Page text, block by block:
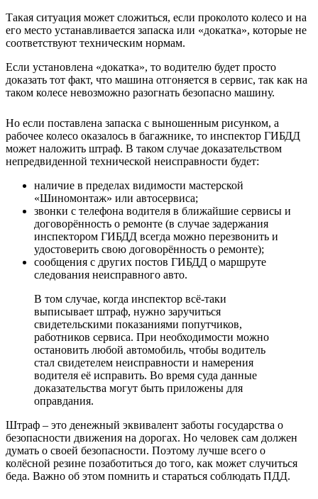
Такая ситуация может сложиться, если проколото колесо и на
его место устанавливается запаска или «докатка», которые не
соответствуют техническим нормам.
Если установлена «докатка», то водителю будет просто
доказать тот факт, что машина отгоняется в сервис, так как на
таком колесе невозможно разогнать безопасно машину.
Но если поставлена запаска с выношенным рисунком, а
рабочее колесо оказалось в багажнике, то инспектор ГИБДД
может наложить штраф. В таком случае доказательством
непредвиденной технической неисправности будет:
наличие в пределах видимости мастерской
«Шиномонтаж» или автосервиса;
звонки с телефона водителя в ближайшие сервисы и
договорённость о ремонте (в случае задержания
инспектором ГИБДД всегда можно перезвонить и
удостоверить свою договорённость о ремонте);
сообщения с других постов ГИБДД о маршруте
следования неисправного авто.
В том случае, когда инспектор всё-таки
выписывает штраф, нужно заручиться
свидетельскими показаниями попутчиков,
работников сервиса. При необходимости можно
остановить любой автомобиль, чтобы водитель
стал свидетелем неисправности и намерения
водителя её исправить. Во время суда данные
доказательства могут быть приложены для
оправдания.
Штраф – это денежный эквивалент заботы государства о
безопасности движения на дорогах. Но человек сам должен
думать о своей безопасности. Поэтому лучше всего о
колёсной резине позаботиться до того, как может случиться
беда. Важно об этом помнить и стараться соблюдать ПДД.